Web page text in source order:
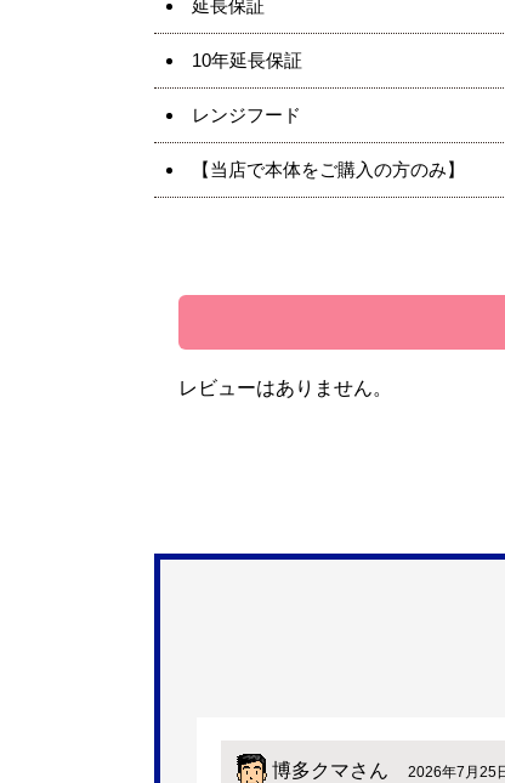
延長保証
10年延長保証
レンジフード
【当店で本体をご購入の方のみ】
レビューはありません。
博多クマさん 2026年7月25